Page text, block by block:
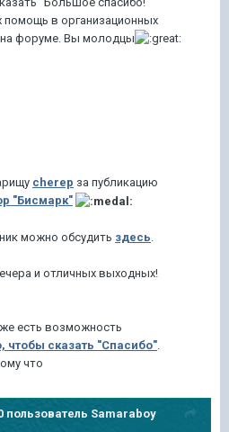
помощь в организационных
форуме. Вы молодцы
cherep за публикацию
"Бисмарк"
можно обсудить здесь
и отличных выходных!
есть возможность
чтобы сказать "Спасибо".
что
пользователь Samaraboy